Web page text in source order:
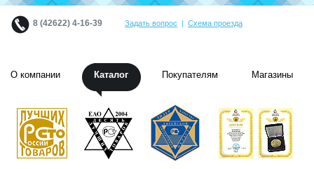
8 (42622) 4-16-39 Задать вопрос | Схема проезда
О компании Каталог Покупателям Магазины